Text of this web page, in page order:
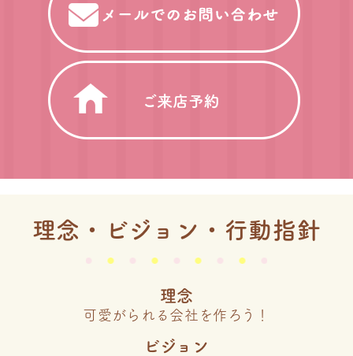
理念・ビジョン・行動指針
理念
可愛がられる会社を作ろう！
ビジョン